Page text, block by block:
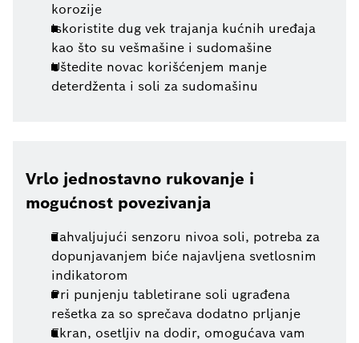
korozije
Iskoristite dug vek trajanja kućnih uređaja
kao što su vešmašine i sudomašine
Uštedite novac korišćenjem manje
deterdženta i soli za sudomašinu
Vrlo jednostavno rukovanje i
mogućnost povezivanja
Zahvaljujući senzoru nivoa soli, potreba za
dopunjavanjem biće najavljena svetlosnim
indikatorom
Pri punjenju tabletirane soli ugrađena
rešetka za so sprečava dodatno prljanje
Ekran, osetljiv na dodir, omogućava vam